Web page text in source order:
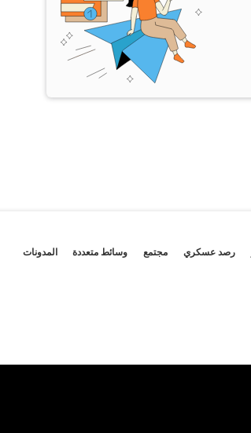
رصد عسكري مجتمع وسائط متعددة المدونات